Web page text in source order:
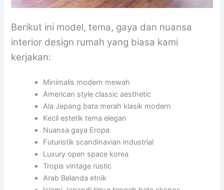
Berikut ini model, tema, gaya dan nuansa
interior design rumah yang biasa kami
kerjakan:
Minimalis modern mewah
American style classic aesthetic
Ala Jepang bata merah klasik modern
Kecil estetik tema elegan
Nuansa gaya Eropa
Futuristik scandinavian industrial
Luxury open space korea
Tropis vintage rustic
Arab Belanda etnik